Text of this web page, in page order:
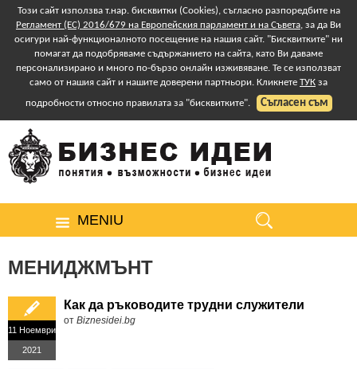
Този сайт използва т.нар. бисквитки (Cookies), съгласно разпоредбите на
Регламент (ЕС) 2016/679 на Европейския парламент и на Съвета, за да Ви
осигури най-функционалното посещение на нашия сайт. "Бисквитките" ни
помагат да подобряваме съдържанието на сайта, като Ви даваме
персонализирано и много по-бързо онлайн изживяване. Те се използват
само от нашия сайт и нашите доверени партньори. Кликнете ТУК за
подробности относно правилата за "бисквитките".
Съгласен съм
MENIU
МЕНИДЖМЪНТ
11 Ноември
2021
Как да ръководите трудни служители
от Biznesidei.bg